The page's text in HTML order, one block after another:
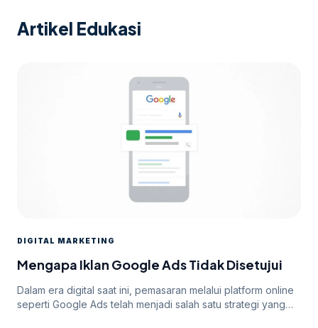
Artikel Edukasi
DIGITAL MARKETING
Mengapa Iklan Google Ads Tidak Disetujui
Dalam era digital saat ini, pemasaran melalui platform online
seperti Google Ads telah menjadi salah satu strategi yang